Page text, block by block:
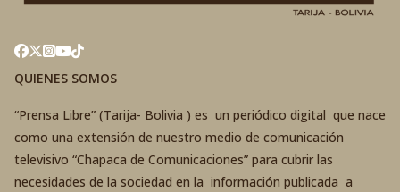
QUIENES SOMOS
“Prensa Libre” (Tarija- Bolivia ) es un periódico digital que nace
como una extensión de nuestro medio de comunicación
televisivo “Chapaca de Comunicaciones” para cubrir las
necesidades de la sociedad en la información publicada a